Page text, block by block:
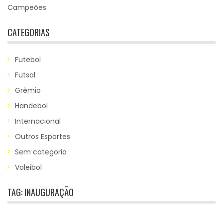
Campeões
CATEGORIAS
Futebol
Futsal
Grêmio
Handebol
Internacional
Outros Esportes
Sem categoria
Voleibol
TAG:INAUGURAÇÃO